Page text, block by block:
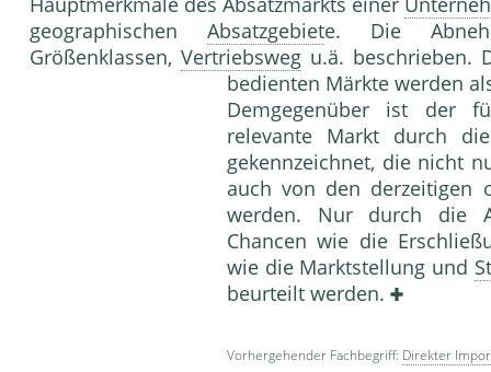
geographischen Absatzgebiete. Die
Größenklassen, Vertriebswegu.ä. beschrieben.
be­dienten Märkte werden
Demgegenüber ist
relevante Markt durch
gekenn­zeichnet, die nicht
auch von den derzeitigen
werden. Nur durch die
Chancen wie die
wie die Marktstellung und
be­urteilt werden.
Vorhergehender Fachbegriff: Direkter